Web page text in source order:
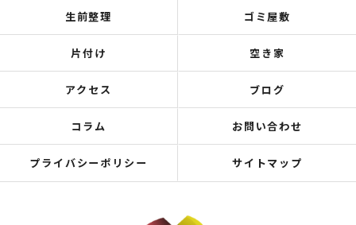
生前整理 ゴミ屋敷
片付け 空き家
アクセス ブログ
コラム お問い合わせ
プライバシーポリシー サイトマップ